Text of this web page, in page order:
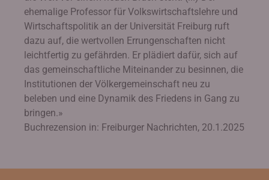
ehemalige Professor für Volkswirtschaftslehre und
Wirtschaftspolitik an der Universität Freiburg ruft
dazu auf, die wertvollen Errungenschaften nicht
leichtfertig zu gefährden. Er plädiert dafür, sich auf
das gemeinschaftliche Miteinander zu besinnen, die
Institutionen der Völkergemeinschaft neu zu
beleben und eine Dynamik des Friedens in Gang zu
bringen.»
Buchrezension in: Freiburger Nachrichten, 20.1.2025